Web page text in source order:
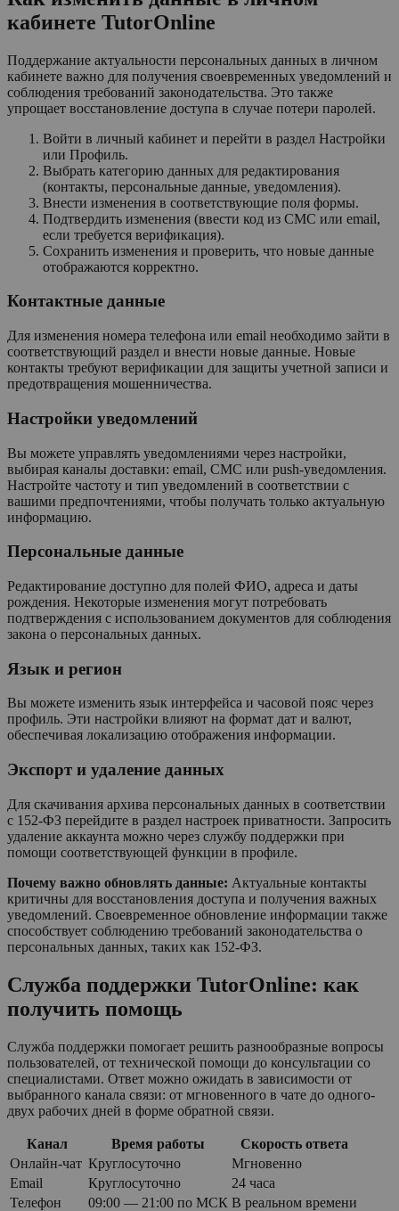
кабинете TutorOnline
Поддержание актуальности персональных данных в личном
кабинете важно для получения своевременных уведомлений и
соблюдения требований законодательства. Это также
упрощает восстановление доступа в случае потери паролей.
Войти в личный кабинет и перейти в раздел Настройки
или Профиль.
Выбрать категорию данных для редактирования
(контакты, персональные данные, уведомления).
Внести изменения в соответствующие поля формы.
Подтвердить изменения (ввести код из СМС или email,
если требуется верификация).
Сохранить изменения и проверить, что новые данные
отображаются корректно.
Контактные данные
Для изменения номера телефона или email необходимо зайти в
соответствующий раздел и внести новые данные. Новые
контакты требуют верификации для защиты учетной записи и
предотвращения мошенничества.
Настройки уведомлений
Вы можете управлять уведомлениями через настройки,
выбирая каналы доставки: email, СМС или push-уведомления.
Настройте частоту и тип уведомлений в соответствии с
вашими предпочтениями, чтобы получать только актуальную
информацию.
Персональные данные
Редактирование доступно для полей ФИО, адреса и даты
рождения. Некоторые изменения могут потребовать
подтверждения с использованием документов для соблюдения
закона о персональных данных.
Язык и регион
Вы можете изменить язык интерфейса и часовой пояс через
профиль. Эти настройки влияют на формат дат и валют,
обеспечивая локализацию отображения информации.
Экспорт и удаление данных
Для скачивания архива персональных данных в соответствии
с 152-ФЗ перейдите в раздел настроек приватности. Запросить
удаление аккаунта можно через службу поддержки при
помощи соответствующей функции в профиле.
Почему важно обновлять данные: Актуальные контакты
критичны для восстановления доступа и получения важных
уведомлений. Своевременное обновление информации также
способствует соблюдению требований законодательства о
персональных данных, таких как 152-ФЗ.
Служба поддержки TutorOnline: как
получить помощь
Служба поддержки помогает решить разнообразные вопросы
пользователей, от технической помощи до консультации со
специалистами. Ответ можно ожидать в зависимости от
выбранного канала связи: от мгновенного в чате до одного-
двух рабочих дней в форме обратной связи.
Канал Время работы
Скорость ответа
Онлайн-чат Круглосуточно
Мгновенно
Email
Круглосуточно
24 часа
Телефон
09:00 — 21:00 по МСК В реальном времени